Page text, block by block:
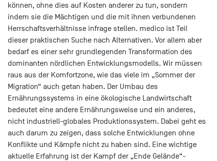
können, ohne dies auf Kosten anderer zu tun, sondern
indem sie die Mächtigen und die mit ihnen verbundenen
Herrschaftsverhältnisse infrage stellen. medico ist Teil
dieser praktischen Suche nach Alternativen. Vor allem aber
bedarf es einer sehr grundlegenden Transformation des
dominanten nördlichen Entwicklungsmodells. Wir müssen
raus aus der Komfortzone, wie das viele im „Sommer der
Migration“ auch getan haben. Der Umbau des
Ernährungssystems in eine ökologische Landwirtschaft
bedeutet eine andere Ernährungsweise und ein anderes,
nicht industriell-globales Produktionssystem. Dabei geht es
auch darum zu zeigen, dass solche Entwicklungen ohne
Konflikte und Kämpfe nicht zu haben sind. Eine wichtige
aktuelle Erfahrung ist der Kampf der „Ende Gelände“-